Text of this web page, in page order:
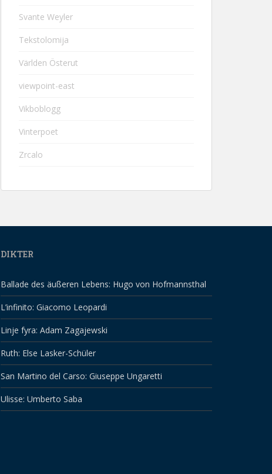
Svante Weyler
Tekstolomija
Världen Österut
viewpoint-east
Vikboblogg
Vinterpoet
Zrcalo
DIKTER
Ballade des äußeren Lebens: Hugo von Hofmannsthal
L’infinito: Giacomo Leopardi
Linje fyra: Adam Zagajewski
Ruth: Else Lasker-Schüler
San Martino del Carso: Giuseppe Ungaretti
Ulisse: Umberto Saba